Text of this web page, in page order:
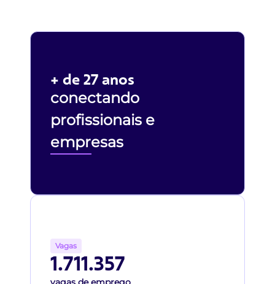
+ de 27 anos
conectando
profissionais e
empresas
Vagas
1.711.357